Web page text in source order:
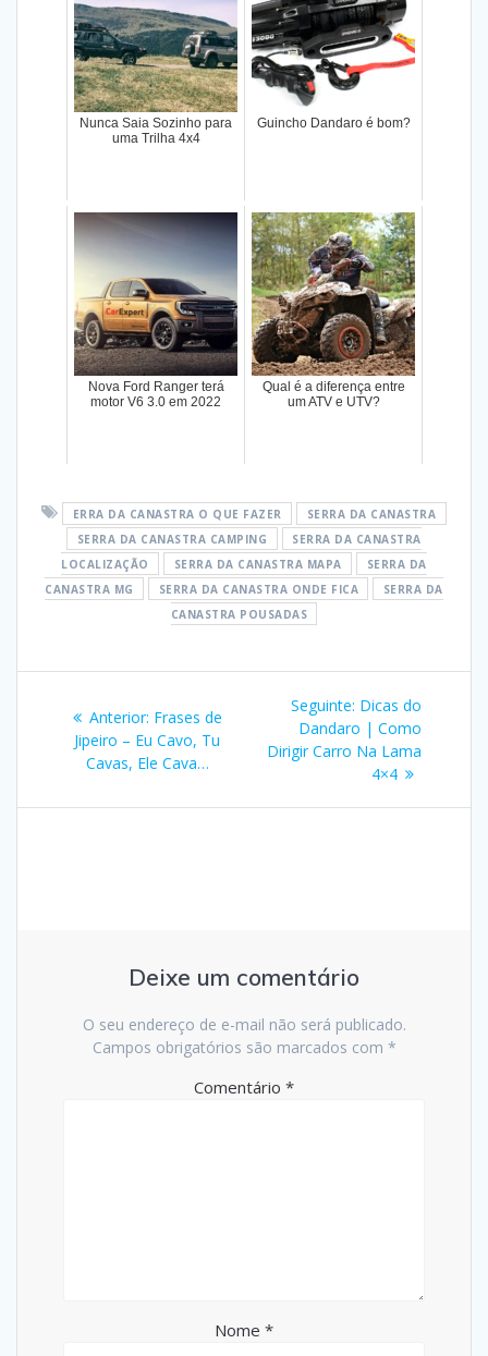
Nunca Saia Sozinho para
uma Trilha 4x4
Guincho Dandaro é bom?
Nova Ford Ranger terá
motor V6 3.0 em 2022
Qual é a diferença entre
um ATV e UTV?
ERRA DA CANASTRA O QUE FAZER
SERRA DA CANASTRA
SERRA DA CANASTRA CAMPING
SERRA DA CANASTRA
LOCALIZAÇÃO
SERRA DA CANASTRA MAPA
SERRA DA
CANASTRA MG
SERRA DA CANASTRA ONDE FICA
SERRA DA
CANASTRA POUSADAS
Post
Anterior: Post
anterior:
Frases de
Jipeiro – Eu Cavo, Tu
Cavas, Ele Cava…
Seguinte: Post
seguinte:
Dicas do
Dandaro | Como
Dirigir Carro Na Lama
4×4
Deixe um comentário
O seu endereço de e-mail não será publicado.
Campos obrigatórios são marcados com *
Comentário *
Nome *